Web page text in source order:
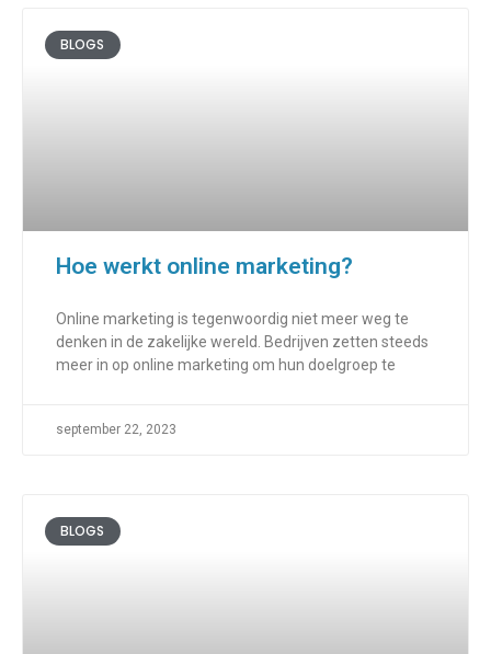
BLOGS
Hoe werkt online marketing?
Online marketing is tegenwoordig niet meer weg te
denken in de zakelijke wereld. Bedrijven zetten steeds
meer in op online marketing om hun doelgroep te
september 22, 2023
BLOGS